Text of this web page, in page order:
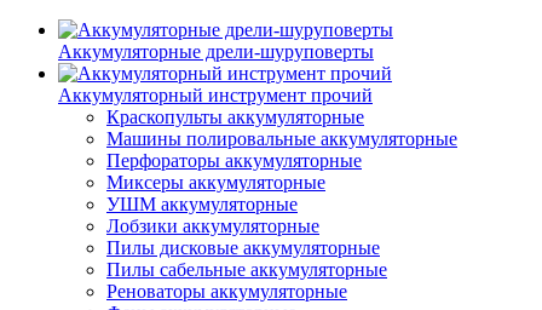
Аккумуляторные дрели-шуруповерты
Аккумуляторный инструмент прочий
Краскопульты аккумуляторные
Машины полировальные аккумуляторные
Перфораторы аккумуляторные
Миксеры аккумуляторные
УШМ аккумуляторные
Лобзики аккумуляторные
Пилы дисковые аккумуляторные
Пилы сабельные аккумуляторные
Реноваторы аккумуляторные